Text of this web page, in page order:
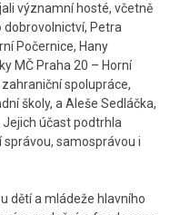
významní hosté, včetně
dobrovolnictví, Petra
Počernice, Hany
MČ Praha 20 – Horní
spolupráce,
školy, a Aleše Sedláčka,
Jejich účast podtrhla
samosprávou i
dětí a mládeže hlavního